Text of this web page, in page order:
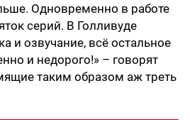
Одновременно в работе
серий. В Голливуде
и озвучание, всё остальное
и недорого!» – говорят
таким образом аж треть